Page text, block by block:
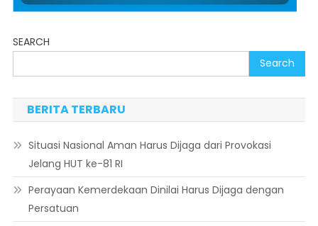
SEARCH
Search
BERITA TERBARU
Situasi Nasional Aman Harus Dijaga dari Provokasi
Jelang HUT ke-81 RI
Perayaan Kemerdekaan Dinilai Harus Dijaga dengan
Persatuan